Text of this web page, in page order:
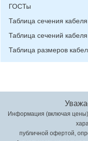
ГОСТы
Таблица сечения
Таблица сечений
Таблица размеров
Информация (включая
публичной офертой,